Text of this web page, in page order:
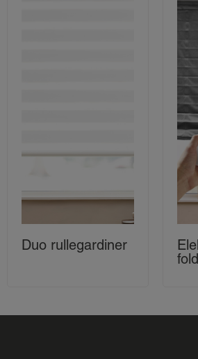
Duo rullegardiner